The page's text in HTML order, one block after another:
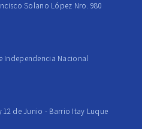
Solano López Nro. 980
Independencia Nacional
12 de Junio - Barrio Itay Luque